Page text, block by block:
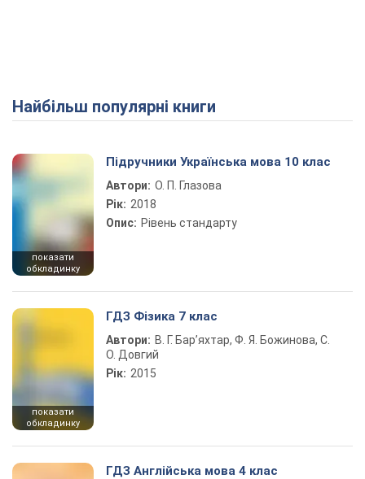
Найбільш популярні книги
показати
обкладинку
Підручники Українська мова 10 клас
Автори: О. П. Глазова
Рік: 2018
Опис: Рівень стандарту
показати
обкладинку
ГДЗ Фізика 7 клас
Автори: В. Г. Бар’яхтар, Ф. Я. Божинова, С.
О. Довгий
Рік: 2015
ГДЗ Англійська мова 4 клас